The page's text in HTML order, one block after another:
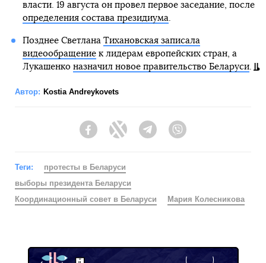
власти. 19 августа он провел первое заседание, после
определения состава президиума.
Позднее Светлана Тихановская записала
видеообращениек лидерам европейских стран, а
Лукашенко назначил новое правительство Беларуси.
Автор: Kostia Andreykovets
FacebookTwitter Telegram
Теги:
протесты в Беларуси
выборы президента Беларуси
Координационный совет в Беларуси
Мария Колесникова